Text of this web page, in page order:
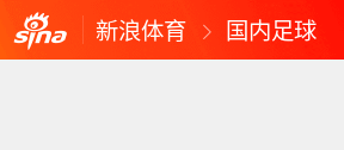
新浪体育 国内足球